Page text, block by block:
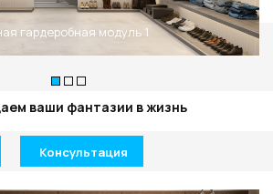
ваши фантазии в жизнь
гардеробная модуль 1
Консультация